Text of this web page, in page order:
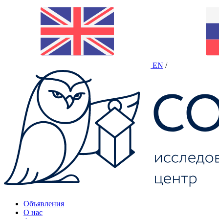
EN /
Объявления
О нас